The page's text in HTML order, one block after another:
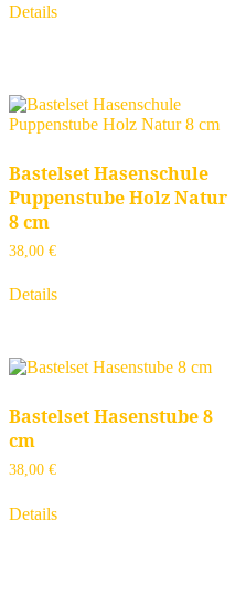
Details
Bastelset Hasenschule
Puppenstube Holz Natur
8 cm
38,00 €
Details
Bastelset Hasenstube 8
cm
38,00 €
Details